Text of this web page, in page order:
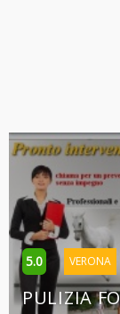
5.0 VERONA
PULIZIA